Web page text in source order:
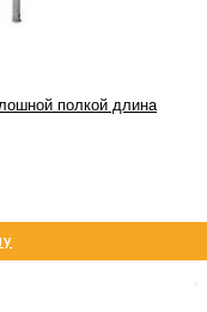
полкой длина